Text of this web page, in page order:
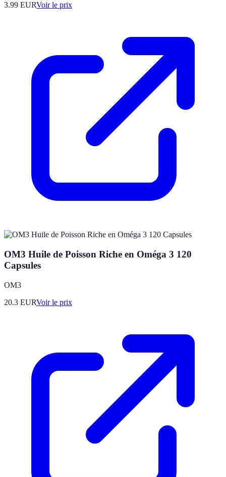
3.99 EURVoir le prix
OM3 Huile de Poisson Riche en Oméga 3 120
Capsules
OM3
20.3 EURVoir le prix